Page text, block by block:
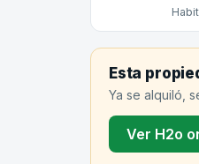
Esta
Ya se alquiló,
Ver H2o